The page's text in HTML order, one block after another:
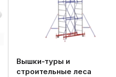
Вышки-туры и
строительные леса